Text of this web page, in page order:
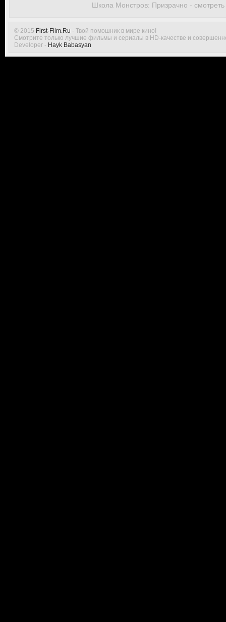
Школа Монстров: Призрачно -
© 2015 First-Film.Ru - Твой помошник в мире кино!
Смотрите только лучшие фильмы и сериалы в HD-качестве и
Developer - Hayk Babasyan